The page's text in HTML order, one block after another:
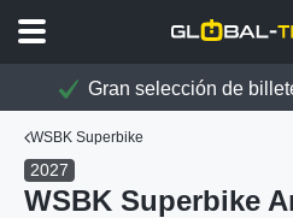
Gran selección de
WSBK Superbike
2027
WSBK Superbike